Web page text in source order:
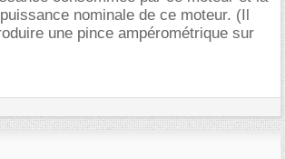
nominale de ce moteur. (Il
une pince ampérométrique sur